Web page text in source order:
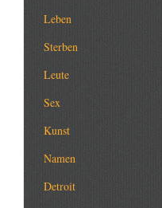
Leben
Sterben
Leute
Sex
Kunst
Namen
Detroit